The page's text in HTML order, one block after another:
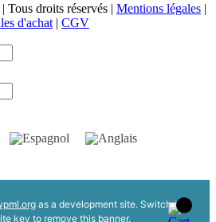
droits réservés | Mentions légales |
d'achat | CGV
as a development site. Switch to a
key to remove this banner.